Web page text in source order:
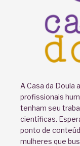
A Casa da Doula
profissionais
tenham seu
científicas.
ponto de
mulheres que